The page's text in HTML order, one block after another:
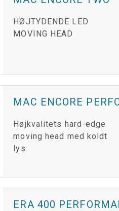
HØJTYDENDE LED
MOVING HEAD
MAC ENCORE
Højkvalitets hard-edge
moving head med koldt
lys
ERA 400